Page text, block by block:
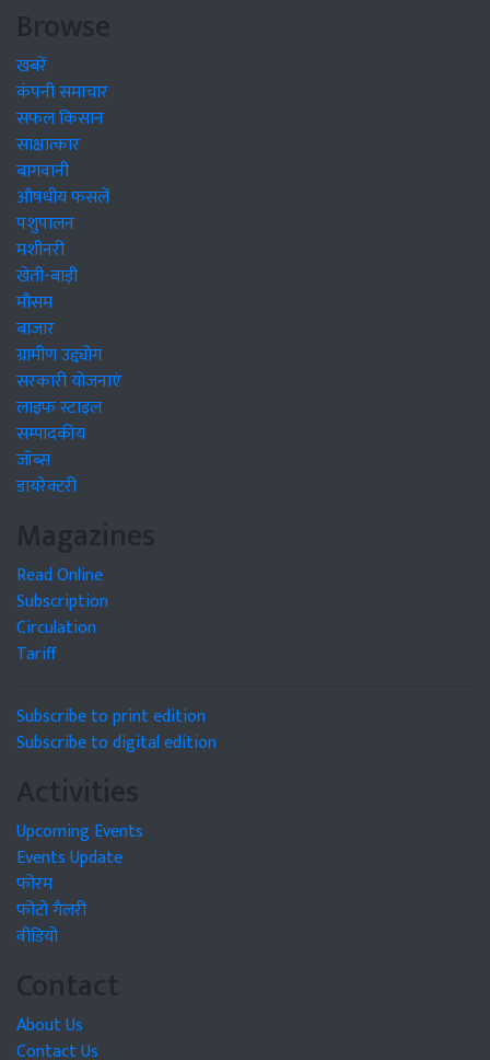
Browse
खबरें
कंपनी समाचार
सफल किसान
साक्षात्कार
बागवानी
औषधीय फसलें
पशुपालन
मशीनरी
खेती-बाड़ी
मौसम
बाजार
ग्रामीण उद्द्योग
सरकारी योजनाएं
लाइफ स्टाइल
सम्पादकीय
जॉब्स
डायरेक्टरी
Magazines
Read Online
Subscription
Circulation
Tariff
Subscribe to print edition
Subscribe to digital edition
Activities
Upcoming Events
Events Update
फोरम
फोटो गैलरी
वीडियो
Contact
About Us
Contact Us